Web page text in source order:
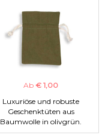
Ab € 1,00
Luxuriöse und robuste
Geschenktüten aus
Baumwolle in olivgrün.